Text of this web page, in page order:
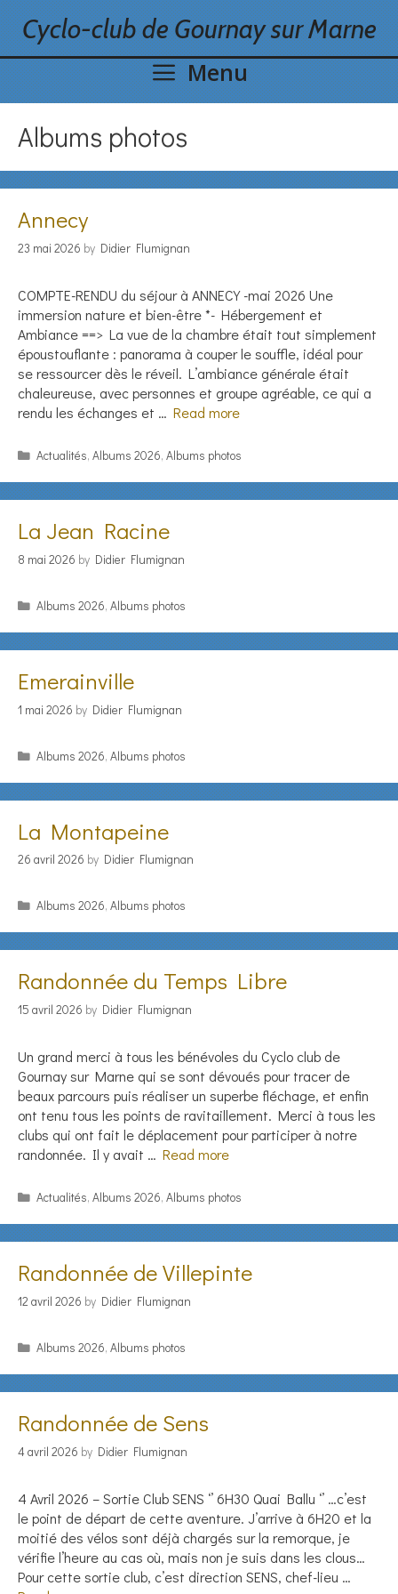
Skip
to
content
Cyclo-club de Gournay sur Marne
Menu
Albums photos
Annecy
23 mai 2026 by Didier Flumignan
COMPTE-RENDU du séjour à ANNECY -mai 2026 Une
immersion nature et bien-être *- Hébergement et
Ambiance ==> La vue de la chambre était tout simplement
époustouflante : panorama à couper le souffle, idéal pour
se ressourcer dès le réveil. L’ambiance générale était
chaleureuse, avec personnes et groupe agréable, ce qui a
rendu les échanges et … Read more
Categories
Actualités,Albums 2026,Albums photos
La Jean Racine
8 mai 2026 by Didier Flumignan
Categories
Albums 2026,Albums photos
Emerainville
1 mai 2026 by Didier Flumignan
Categories
Albums 2026,Albums photos
La Montapeine
26 avril 2026 by Didier Flumignan
Categories
Albums 2026,Albums photos
Randonnée du Temps Libre
15 avril 2026 by Didier Flumignan
Un grand merci à tous les bénévoles du Cyclo club de
Gournay sur Marne qui se sont dévoués pour tracer de
beaux parcours puis réaliser un superbe fléchage, et enfin
ont tenu tous les points de ravitaillement. Merci à tous les
clubs qui ont fait le déplacement pour participer à notre
randonnée. Il y avait … Read more
Categories
Actualités,Albums 2026,Albums photos
Randonnée de Villepinte
12 avril 2026 by Didier Flumignan
Categories
Albums 2026,Albums photos
Randonnée de Sens
4 avril 2026 by Didier Flumignan
4 Avril 2026 – Sortie Club SENS ‘’ 6H30 Quai Ballu ‘’ …c’est
le point de départ de cette aventure. J’arrive à 6H20 et la
moitié des vélos sont déjà chargés sur la remorque, je
vérifie l’heure au cas où, mais non je suis dans les clous…
Pour cette sortie club, c’est direction SENS, chef-lieu …